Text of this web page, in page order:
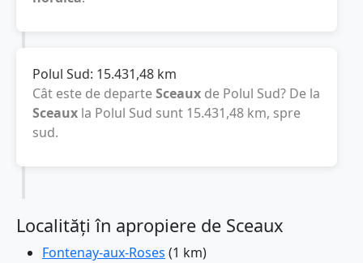
Polul Sud: 15.431,48 km
Cât este de departeSceaux de Polul Sud? De la
Sceaux la Polul Sud sunt 15.431,48 km, spre
sud.
Localități în apropiere de Sceaux
Fontenay-aux-Roses (1 km)